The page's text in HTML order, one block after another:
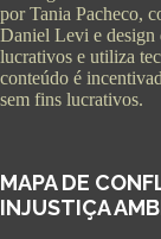
por Tania Pacheco,
Daniel Levi e design
lucrativos e utiliza
conteúdo é
sem fins lucrativos.
MAPA DE
INJUSTIÇA